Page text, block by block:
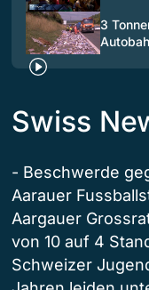
3
Swiss
- Beschwerde
Aarauer
Aargauer
von 10 auf 4
Schweizer